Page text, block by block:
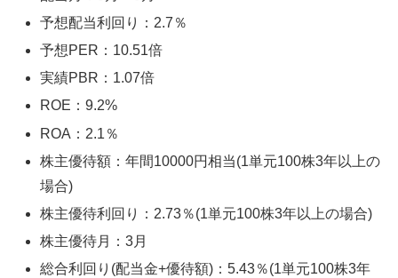
予想配当利回り：2.7％
予想PER：10.51倍
実績PBR：1.07倍
ROE：9.2%
ROA：2.1％
株主優待額：年間10000円相当(1単元100株3年以上の
場合)
株主優待利回り：2.73％(1単元100株3年以上の場合)
株主優待月：3月
総合利回り(配当金+優待額)：5.43％(1単元100株3年